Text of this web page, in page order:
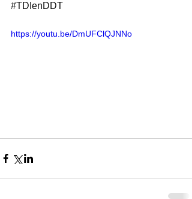
#TDIenDDT
https://youtu.be/DmUFClQJNNo